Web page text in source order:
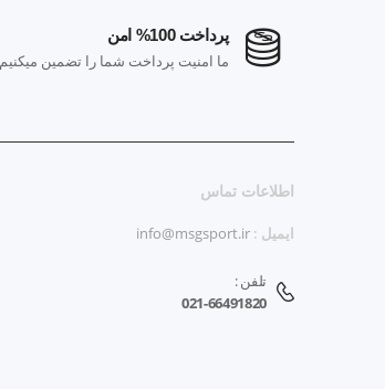
پرداخت 100% امن
ما امنیت پرداخت شما را تضمین میکنیم
اطلاعات تماس
ایمیل : info@msgsport.ir
تلفن :
021-66491820